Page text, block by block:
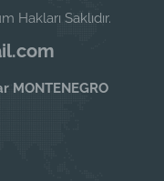
Hakları Saklıdır.
MONTENEGRO